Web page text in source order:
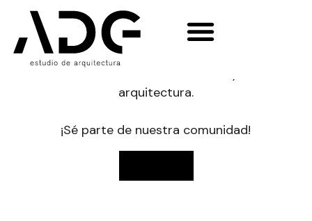
NOVEDADES
Enterate del día a día de tu obra,
lanzamientos de nuevos proyectos,
arquitectura.
¡Sé parte de nuestra comunidad!